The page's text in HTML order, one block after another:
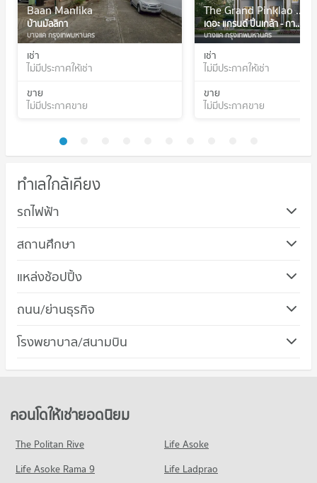
Baan Manlika
บ้านมัลลิกา
บางแค กรุงเทพมหานคร
เช่า
ไม่มีประกาศให้เช่า
ขาย
ไม่มีประกาศขาย
The Grand Pinklao - Kanchana
เดอะ แกรนด์ ปิ่นเกล้า - กาญจนาฯ
บางแค กรุงเทพมหานคร
เช่า
ไม่มีประกาศให้เช่า
ขาย
ไม่มีประกาศขาย
ทำเลใกล้เคียง
รถไฟฟ้า
สถานศึกษา
คอนโด ม.สยาม
คอนโดให้เช่า ม.สยาม
ขายคอนโด ม.สยาม
170 โครงการ
คอนโดให้เช่า เนติบัณฑิตยสภา
มีคอนโดให้เช่า 57 ประกาศ
มีคอนโดขาย 280 ประกาศ
แหล่งช้อปปิ้ง
คอนโด ฟิวเจอร์ พาร์ค บางแค
คอนโดให้เช่า ฟิวเจอร์ พาร์ค บางแค
คอนโด เดอะ พาซิโอ พาร์ค กาญจนาภิเษก
มีคอนโดให้เช่า 80 ประกาศ
ถนน/ย่านธุรกิจ
คอนโด เขตบางแค
คอนโดให้เช่า เขตบางแค
ขายคอนโด เขตบางแค
มีคอนโดขาย 255 ประกาศ
โรงพยาบาล/สนามบิน
คอนโดให้เช่ายอดนิยม
The Politan Rive
Life Asoke
Life Asoke Rama 9
Life Ladprao